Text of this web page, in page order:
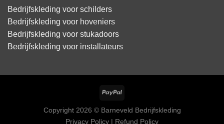
Bedrijfskleding voor schilders
Bedrijfskleding voor hoveniers
Bedrijfskleding voor stukadoors
Bedrijfskleding voor installateurs
Copyright 2026 © Barneveld Bedrijfskleding
Privacy Policy | Refund Policy